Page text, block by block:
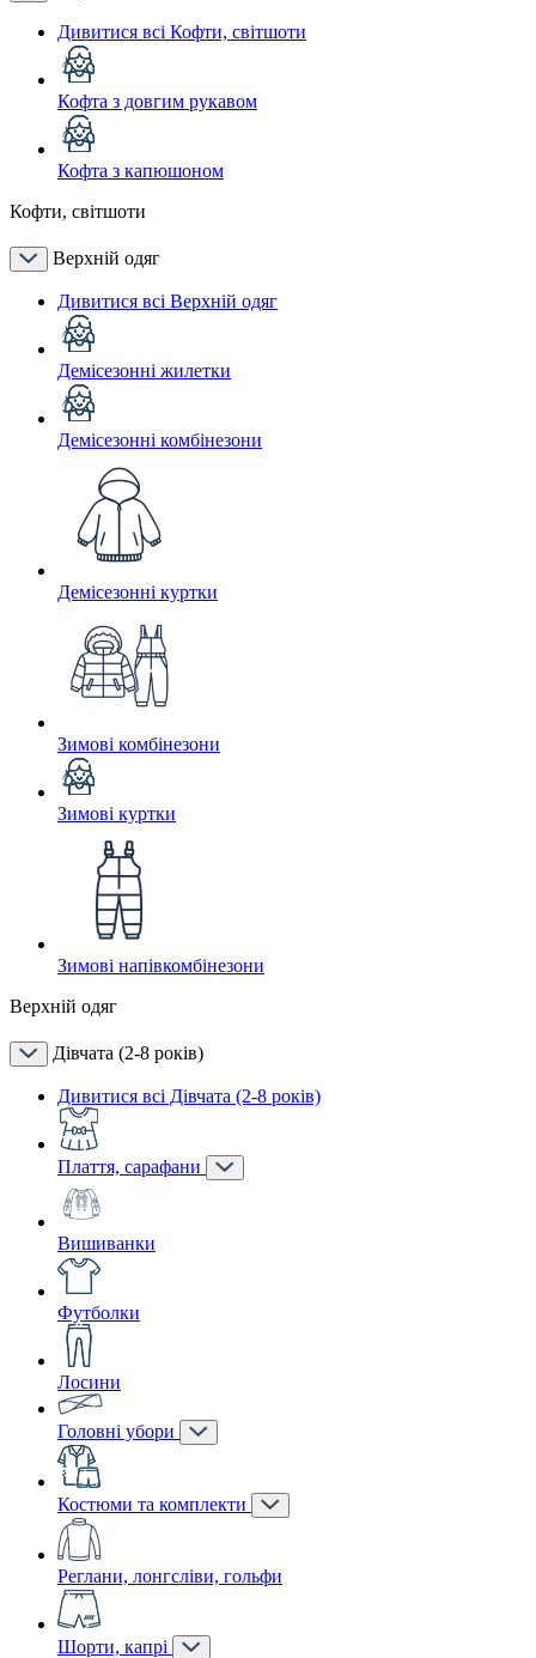
Дивитися всі Кофти, світшоти
Кофта з довгим рукавом
Кофта з капюшоном
Кофти, світшоти
Верхній одяг
Дивитися всі Верхній одяг
Демісезонні жилетки
Демісезонні комбінезони
Демісезонні куртки
Зимові комбінезони
Зимові куртки
Зимові напівкомбінезони
Верхній одяг
Дівчата (2-8 років)
Дивитися всі Дівчата (2-8 років)
Плаття, сарафани
Вишиванки
Футболки
Лосини
Головні убори
Костюми та комплекти
Реглани, лонгсліви, гольфи
Шорти, капрі